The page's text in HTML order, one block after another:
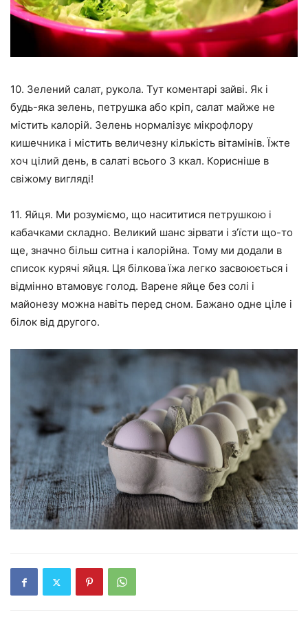
10. Зелений салат, рукола. Тут коментарі зайві. Як і
будь-яка зелень, петрушка або кріп, салат майже не
містить калорій. Зелень нормалізує мікрофлору
кишечника і містить величезну кількість вітамінів. Їжте
хоч цілий день, в салаті всього 3 ккал. Корисніше в
свіжому вигляді!
11. Яйця. Ми розуміємо, що насититися петрушкою і
кабачками складно. Великий шанс зірвати і з’їсти що-то
ще, значно більш ситна і калорійна. Тому ми додали в
список курячі яйця. Ця білкова їжа легко засвоюється і
відмінно втамовує голод. Варене яйце без солі і
майонезу можна навіть перед сном. Бажано одне ціле і
білок від другого.